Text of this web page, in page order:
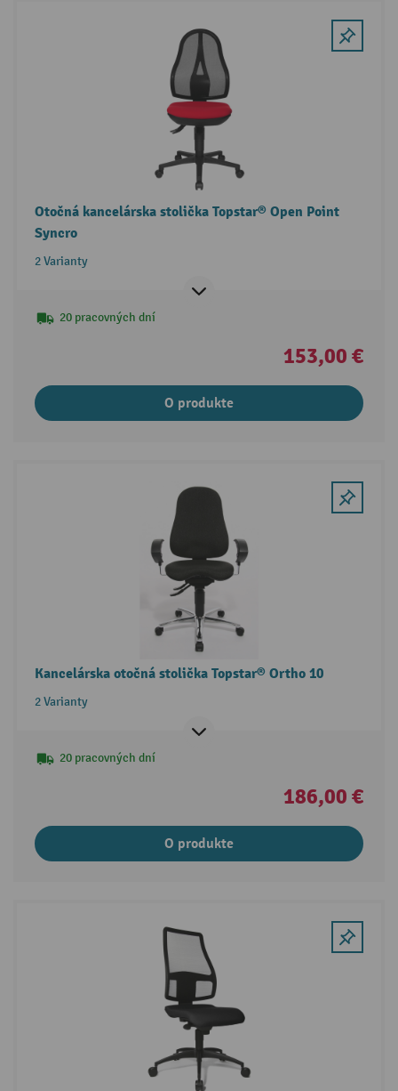
Otočná kancelárska stolička Topstar® Open Point
Syncro
2 Varianty
20 pracovných dní
153,00 €
O produkte
Kancelárska otočná stolička Topstar® Ortho 10
2 Varianty
20 pracovných dní
186,00 €
O produkte